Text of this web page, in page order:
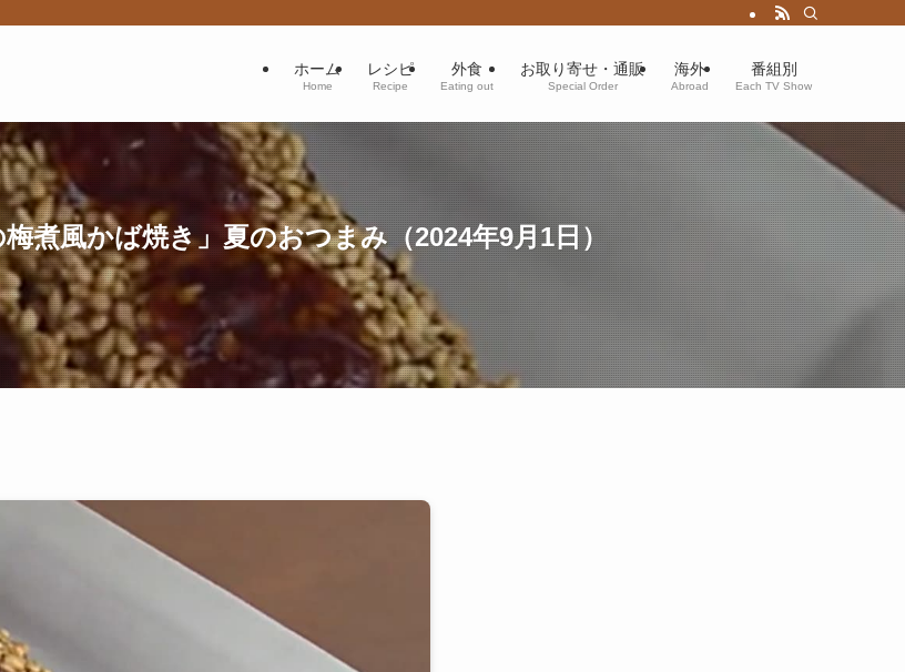
ホーム
Home
レシピ
Recipe
外食
Eating out
お取り寄せ・通販
Special Order
海外
Abroad
番組別
Each TV Show
煮風かば焼き」夏のおつまみ（2024年9月1日）